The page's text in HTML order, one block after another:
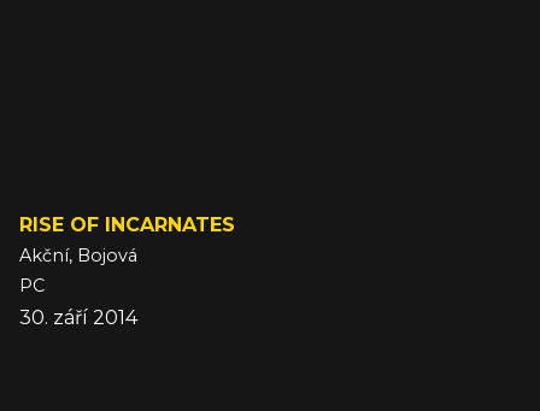
RISE OF INCARNATES
Akční, Bojová
PC
30. září 2014